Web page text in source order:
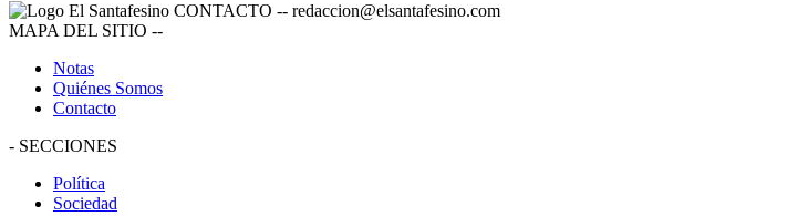
CONTACTO -- redaccion@elsantafesino.com
MAPA DEL SITIO --
Notas
Quiénes Somos
Contacto
- SECCIONES
Política
Sociedad